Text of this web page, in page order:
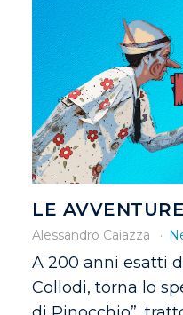
LE
Alessandro Caiazza
A 200 anni esatti
Collodi, torna lo